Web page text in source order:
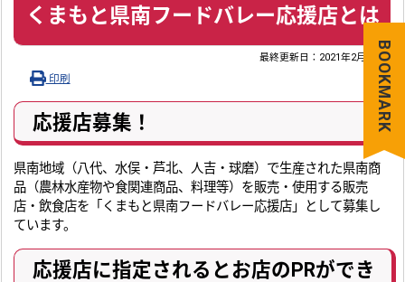
くまもと県南フードバレー応援店とは
最終更新日： 2021年2月1日
印刷
応援店募集！
県南地域（八代、水俣・芦北、人吉・球磨）で生産された県南商
品（農林水産物や食関連商品、料理等）を販売・使用する販売
店・飲食店を「くまもと県南フードバレー応援店」として募集し
ています。
応援店に指定されるとお店のPRができ
BOOKMARK